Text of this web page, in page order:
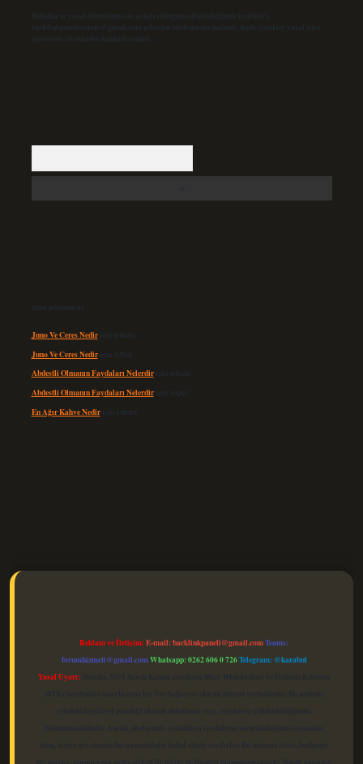
Hukuka ve yasal düzenlemelere aykırı olduğunu düşündüğünüz içerikleri,
backlinkpanelicomtr@gmail.com adresine bildirmeniz halinde, ilgili içerikler yasal süre
içerisinde sitemizden kaldırılacaktır.
Son yorumlar
Juno Ve Ceres Nediriçin admin
Juno Ve Ceres Nediriçin Altan
Abdestli Olmanın Faydaları Nelerdiriçin admin
Abdestli Olmanın Faydaları Nelerdiriçin Alper
En Ağır Kahve Nediriçin admin
Reklam ve İletişim:E-mail:backlinkpaneli@gmail.comTeams:
forumhizmeti@gmail.comWhatsapp: 0262 606 0 726Telegram: @karabul
Yasal Uyarı: